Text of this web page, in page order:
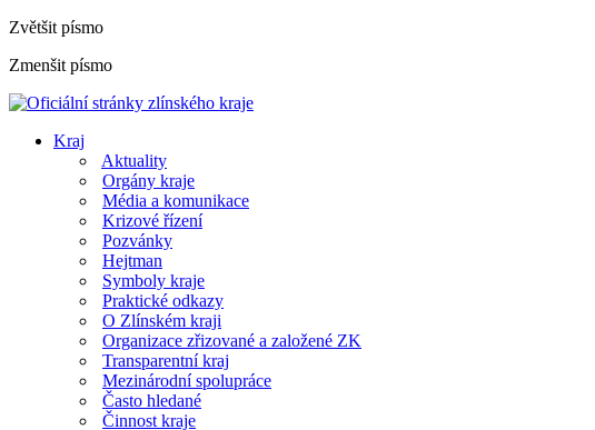
Zvětšit písmo
Zmenšit písmo
Kraj
Aktuality
Orgány kraje
Média a komunikace
Krizové řízení
Pozvánky
Hejtman
Symboly kraje
Praktické odkazy
O Zlínském kraji
Organizace zřizované a založené ZK
Transparentní kraj
Mezinárodní spolupráce
Často hledané
Činnost kraje